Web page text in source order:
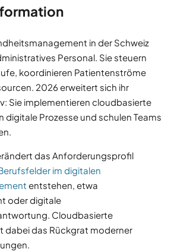
in der Schweiz
Personal. Sie steuern
koordinieren Patientenströme
2026 erweitert sich ihr
Sie implementieren cloudbasierte
digitale Prozesse und schulen Teams
das Anforderungsprofil
im digitalen
entstehen, etwa
oder digitale
Cloudbasierte
dabei das Rückgrat moderner